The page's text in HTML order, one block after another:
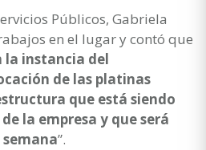
Públicos, Gabriela
en el lugar y contó que
la instancia del
de las platinas
que está siendo
la empresa y que será
”.